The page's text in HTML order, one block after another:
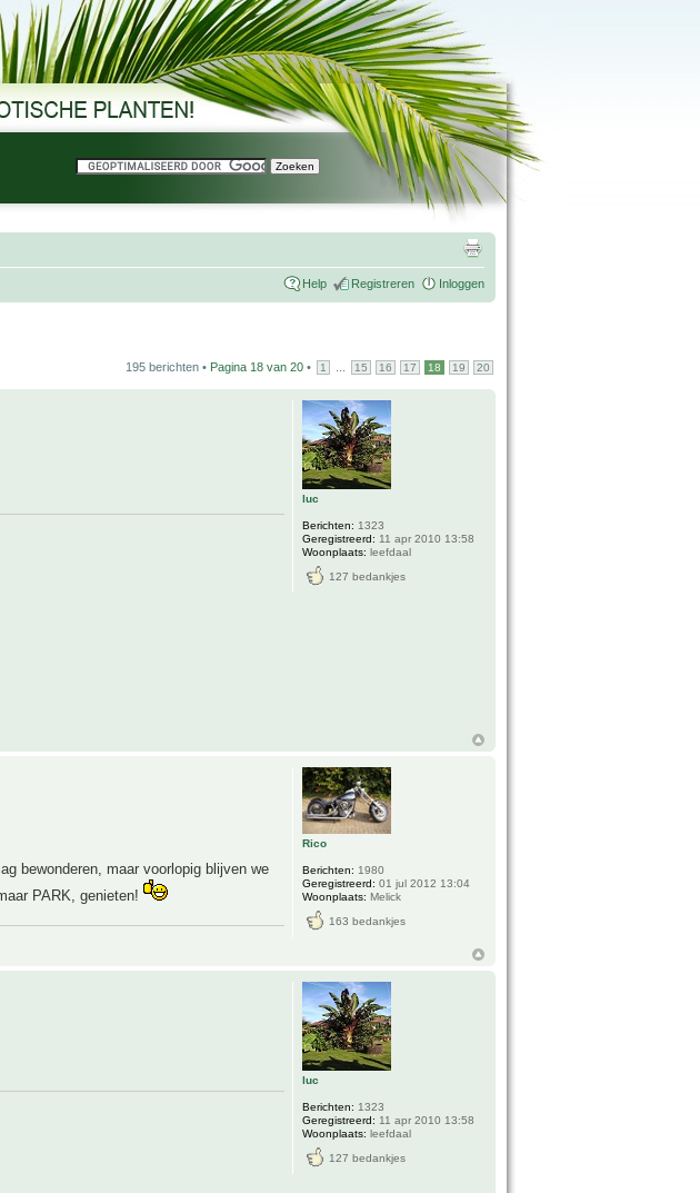
Help Registreren Inloggen
195 berichten • Pagina 18 van 20 • 1 15 16 17 18 19 20
luc
Berichten: 1323
Geregistreerd: 11 apr 2010 13:58
Woonplaats: leefdaal
127 bedankjes
bewonderen, maar voorlopig blijven we
PARK, genieten!
Rico
Berichten: 1980
Geregistreerd: 01 jul 2012 13:04
Woonplaats: Melick
163 bedankjes
luc
Berichten: 1323
Geregistreerd: 11 apr 2010 13:58
Woonplaats: leefdaal
127 bedankjes